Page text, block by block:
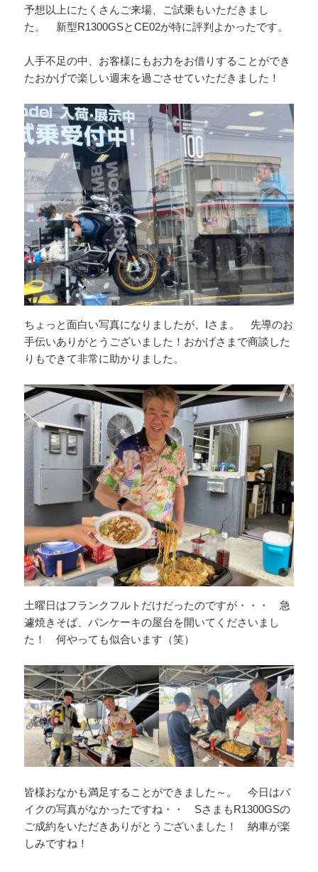
予想以上にたくさんご来場、ご試乗もいただきまし
た。 新型R1300GSとCE02が特に評判よかったです。
人手不足の中、お客様にもお力をお借りすることができ
たおかげで楽しい週末を過ごさせていただきました！
ちょっと面白い写真になりましたが、Iさま。 先導のお
手伝いありがとうございました！おかげさまで商談した
りもできて非常に助かりました。
土曜日はフランクフルトだけだったのですが・・・ 急
遽焼きそば、パンケーキの屋台を開いてくださいまし
た！ 何やっても似合います（笑）
皆様おなかも満足することができました～。 今日はバ
イクの写真がなかったですね・・ SさまもR1300GSの
ご成約をいただきありがとうございました！ 納車が楽
しみですね！